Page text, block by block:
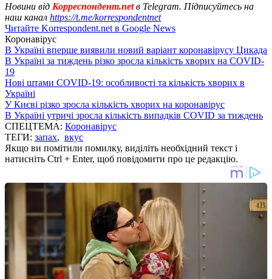
Новини від Корреспондент.netв Telegram. Підписуйтесь на
наш канал https://t.me/korrespondentnet
Читайте Korrespondent.net в Google News
Коронавірус
В Україні вперше виявили новий варіант коронавірусу Цикада
В Україні за тиждень різко зросла кількість хворих на COVID-
19
Нові штами COVID-19: особливості та кількість хворих в
Україні
У Києві різко зросла кількість хворих на коронавірус
В Україні утричі зросла кількість випадків COVID за тиждень
СПЕЦТЕМА: Коронавірус
ТЕГИ: запах, вкус
Якщо ви помітили помилку, виділіть необхідний текст і
натисніть Ctrl + Enter, щоб повідомити про це редакцію.